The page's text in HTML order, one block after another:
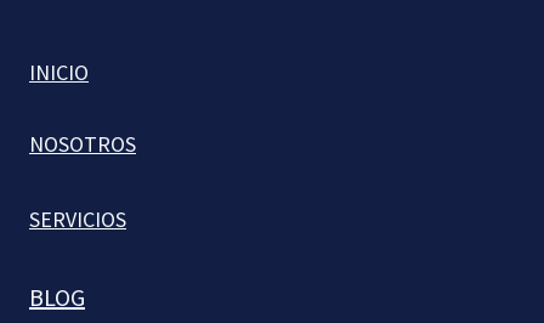
INICIO
NOSOTROS
SERVICIOS
BLOG